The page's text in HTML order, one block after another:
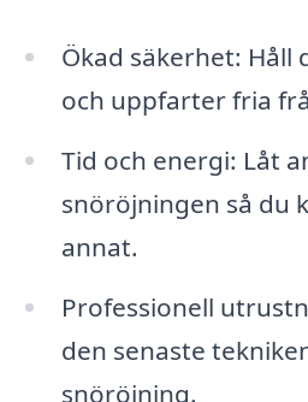
Ökad säkerhet: Håll
och uppfarter fria
Tid och energi: Låt
snöröjningen så du
annat.
Professionell
den senaste
snöröjning.